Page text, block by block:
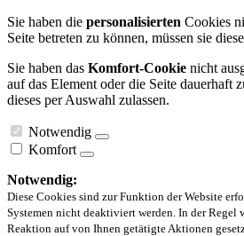
Sie haben die personalisierten Cookies
Seite betreten zu können, müssen sie
Sie haben das Komfort-Cookie nicht
auf das Element oder die Seite dauerhaft
dieses per Auswahl zulassen.
Notwendig
Komfort
Notwendig:
Diese Cookies sind zur Funktion der Website
Systemen nicht deaktiviert werden. In der Regel
Reaktion auf von Ihnen getätigte Aktionen